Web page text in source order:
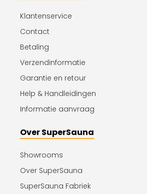
Klantenservice
Contact
Betaling
Verzendinformatie
Garantie en retour
Help & Handleidingen
Informatie aanvraag
Over SuperSauna
Showrooms
Over SuperSauna
SuperSauna Fabriek